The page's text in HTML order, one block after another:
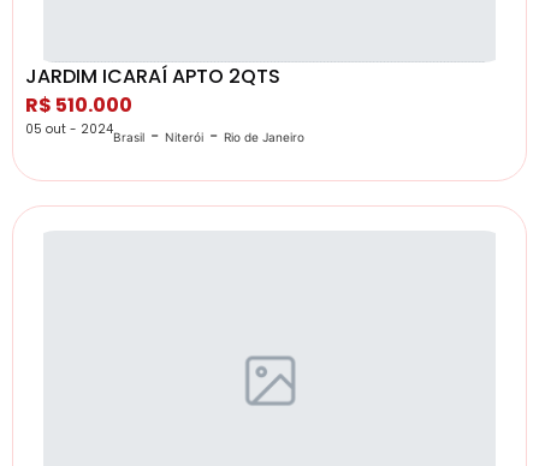
JARDIM ICARAÍ APTO 2QTS
R$ 510.000
05 out - 2024Brasil - Niterói - Rio de Janeiro